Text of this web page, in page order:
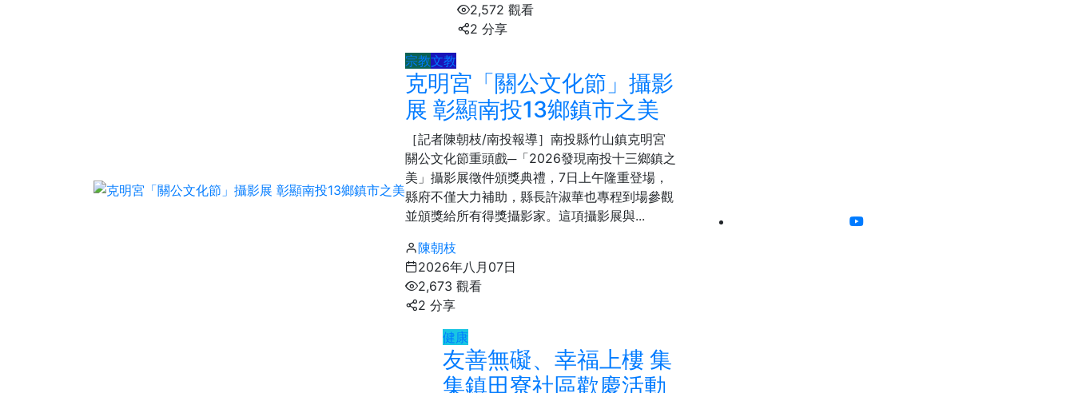
2,572 觀看
2 分享
宗教文教
克明宮「關公文化節」攝影
展 彰顯南投13鄉鎮市之美
［記者陳朝枝/南投報導］南投縣竹山鎮克明宮
關公文化節重頭戲─「2026發現南投十三鄉鎮之
美」攝影展徵件頒獎典禮，7日上午隆重登場，
縣府不僅大力補助，縣長許淑華也專程到場參觀
並頒獎給所有得獎攝影家。這項攝影展與...
陳朝枝
2026年八月07日
2,673 觀看
2 分享
健康
友善無礙、幸福上樓 集
集鎮田寮社區歡慶活動